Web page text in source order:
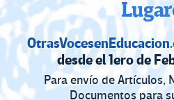
desde el 1ero de
Para envío de Artículos,
Documentos para